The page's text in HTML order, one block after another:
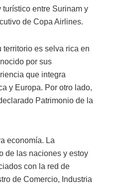
entre Surinam y
de Copa Airlines.
es selva rica en
por sus
que integra
y Europa. Por otro lado,
Patrimonio de la
economía. La
de las naciones y estoy
con la red de
de Comercio, Industria